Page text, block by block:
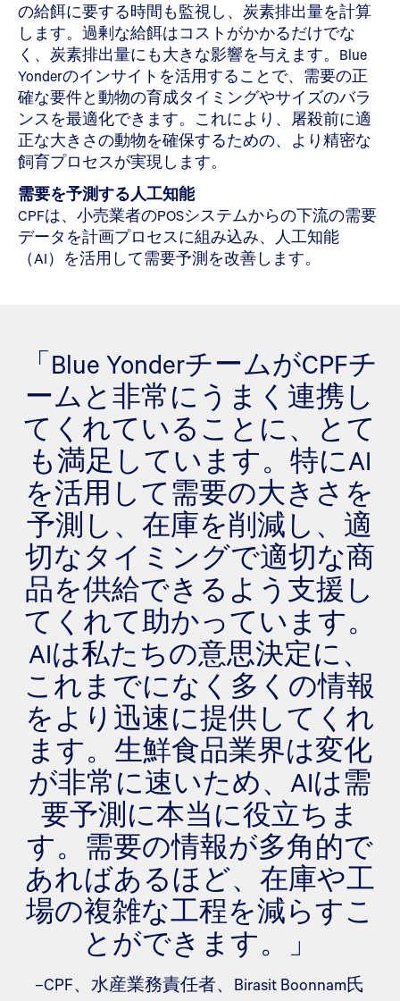
の給餌に要する時間も監視し、炭素排出量を計算
します。過剰な給餌はコストがかかるだけでな
く、炭素排出量にも大きな影響を与えます。Blue
Yonderのインサイトを活用することで、需要の正
確な要件と動物の育成タイミングやサイズのバラ
ンスを最適化できます。これにより、屠殺前に適
正な大きさの動物を確保するための、より精密な
飼育プロセスが実現します。
需要を予測する人工知能
CPFは、小売業者のPOSシステムからの下流の需要
データを計画プロセスに組み込み、人工知能
（AI）を活用して需要予測を改善します。
「Blue YonderチームがCPFチ
ームと非常にうまく連携し
てくれていることに、とて
も満足しています。特にAI
を活用して需要の大きさを
予測し、在庫を削減し、適
切なタイミングで適切な商
品を供給できるよう支援し
てくれて助かっています。
AIは私たちの意思決定に、
これまでになく多くの情報
をより迅速に提供してくれ
ます。生鮮食品業界は変化
が非常に速いため、AIは需
要予測に本当に役立ちま
す。需要の情報が多角的で
あればあるほど、在庫や工
場の複雑な工程を減らすこ
とができます。」
–CPF、水産業務責任者、Birasit Boonnam氏